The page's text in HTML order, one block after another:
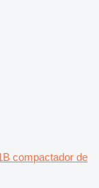
compactador de